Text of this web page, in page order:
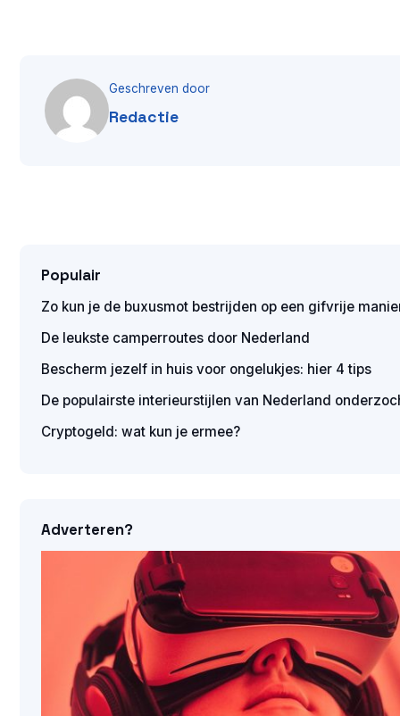
Geschreven door
Redactie
Populair
Zo kun je de buxusmot bestrijden op een gifvrije
De leukste camperroutes door Nederland
Bescherm jezelf in huis voor ongelukjes: hier 4 tips
De populairste interieurstijlen van Nederland
Cryptogeld: wat kun je ermee?
Adverteren?